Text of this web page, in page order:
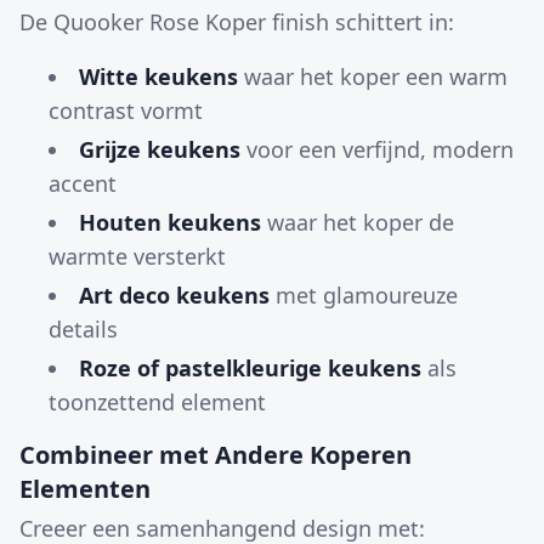
De Quooker Rose Koper finish schittert in:
Witte keukens waar het koper een warm
contrast vormt
Grijze keukens voor een verfijnd, modern
accent
Houten keukens waar het koper de
warmte versterkt
Art deco keukens met glamoureuze
details
Roze of pastelkleurige keukens als
toonzettend element
Combineer met Andere Koperen
Elementen
Creeer een samenhangend design met: